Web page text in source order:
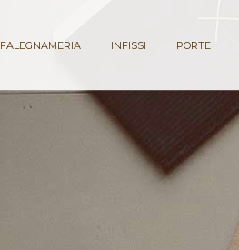
FALEGNAMERIA INFISSI PORTE